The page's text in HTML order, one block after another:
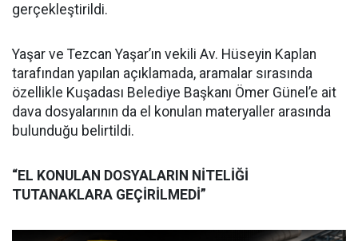
gerçekleştirildi.
Yaşar ve Tezcan Yaşar’ın vekili Av. Hüseyin Kaplan
tarafından yapılan açıklamada, aramalar sırasında
özellikle Kuşadası Belediye Başkanı Ömer Günel’e ait
dava dosyalarının da el konulan materyaller arasında
bulunduğu belirtildi.
“EL KONULAN DOSYALARIN NİTELİĞİ
TUTANAKLARA GEÇİRİLMEDİ”